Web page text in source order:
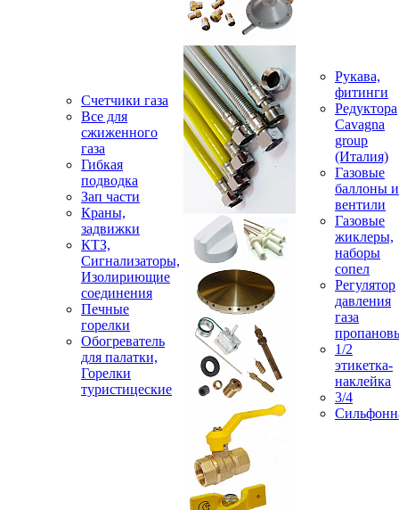
Счетчики газа
Все для
сжиженного
газа
Гибкая
подводка
Зап части
Краны,
задвижки
КТЗ,
Сигнализаторы,
Изолириющие
соединения
Печные
горелки
Обогреватель
для палатки,
Горелки
туристицеские
Рукава,
фитинги
Редуктора
Cavagna
group
(Италия)
Газовые
баллоны и
вентили
Газовые
жиклеры,
наборы
сопел
Регулятор
давления
газа
1/2
этикетка-
наклейка
3/4